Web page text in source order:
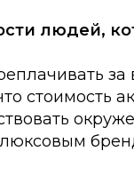
людей,
стоимость